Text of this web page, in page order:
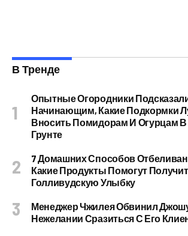
В Тренде
Опытные Огородники
Начинающим, Какие Подкормки
Вносить Помидорам И Огурцам
Грунте
7 Домашних Способов
Какие Продукты Помогут
Голливудскую Улыбку
Менеджер Чжилея Обвинил
Нежелании Сразиться С Его